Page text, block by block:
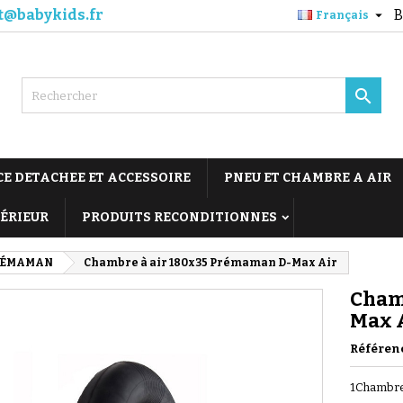
Français 

DETACHEE ET ACCESSOIRE PNEU ET CHAMBRE A AIR
PRODUITS RECONDITIONNES
Chambre à air 180x35 Prémaman D-Max Air
Max